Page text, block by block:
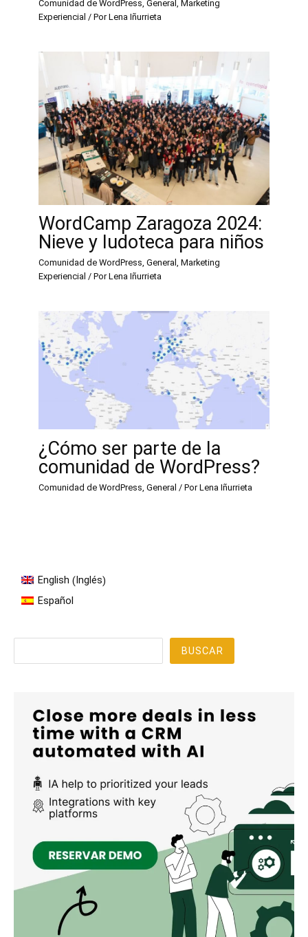
Comunidad de WordPress,General, Marketing
Experiencial / PorLena Iñurrieta
WordCamp Zaragoza 2024:
Nieve y ludoteca para niños
Comunidad de WordPress,General,Marketing
Experiencial / PorLena Iñurrieta
¿Cómo ser parte de la
comunidad de WordPress?
Comunidad de WordPress,General / PorLena Iñurrieta
English (Inglés)
Español
BUSCAR